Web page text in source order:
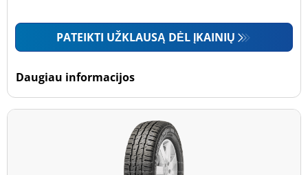
PATEIKTI UŽKLAUSĄ DĖL ĮKAINIŲ
Daugiau informacijos